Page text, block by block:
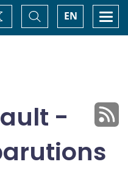
EN
Basculer
la
recherche
-